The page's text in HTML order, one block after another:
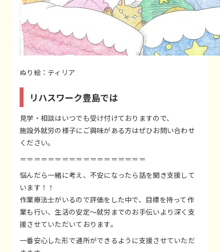
ぬり絵：ティリア
リハスワーク豊島では
見学・相談はいつでも受け付けておりますので、
施設外就労の様子にご興味がある方はぜひお問い合わせ
ください。
＝＝＝＝＝＝＝＝＝＝＝＝＝＝＝＝＝＝
悩んだら一緒に考え、不安になったら話を聞き支援して
います！！
作業療法士がいるので評価をした中で、目標を持って作
業も行い、生活の安定～就労までのお手伝いより深く支
援させていただいております。
一番安心した形で通所ができるように支援させていただ